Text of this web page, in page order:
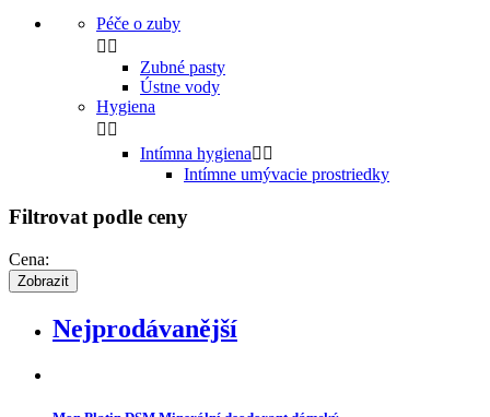
Péče o zuby
 
Zubné pasty
Ústne vody
Hygiena
 
Intímna hygiena 
Intímne umývacie prostriedky
Filtrovat podle ceny
Cena:
Nejprodávanější